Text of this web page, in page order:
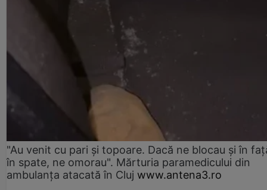
"Au venit cu pari și topoare. Dacă ne blocau şi în
în spate, ne omorau". Mărturia paramedicului din
ambulanţa atacată în Cluj www.antena3.ro